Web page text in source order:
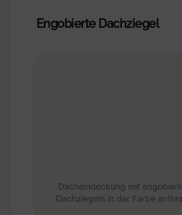
Engobierte Dachziegel
Dacheindeckung mit
Dachziegeln in der Farbe